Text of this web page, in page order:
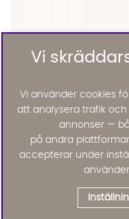
Simrishamn
SIMRISHAMN Simrishamn
Vi
Vi använder cookies
att analysera trafik
annonser —
på andra
accepterar under